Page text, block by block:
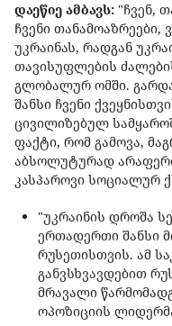
დაეწიე ამბავს: "ჩვენ,
ჩვენი
უკრაინას, რადგან
თავისუფლების
გლობალურ ომში.
შანსი ჩვენი
ცივილიზებულ
ფაქტი, რომ გამოვა,
აბსოლუტურად
კასპაროვი სოციალურ
"უკრაინის დროშა
ერთადერთი შანსი
რუსეთისთვის. ამ
განვსხვავდებით
მრავალი
ოპოზიციის